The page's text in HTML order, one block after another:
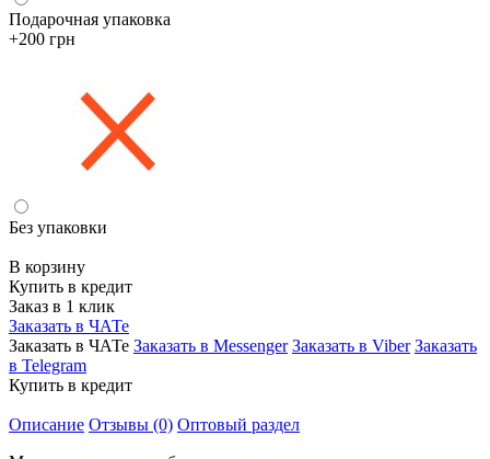
Подарочная упаковка
+200 грн
Без упаковки
В корзину
Купить в кредит
Заказ в 1 клик
Заказать в ЧАТе
Заказать в ЧАТе Заказать в Messenger Заказать в Viber Заказать
в Telegram
Купить в кредит
Описание Отзывы (0) Оптовый раздел